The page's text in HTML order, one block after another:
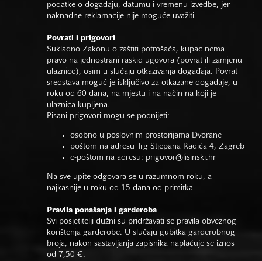
podatke o događaju, datumu i vremenu izvedbe, jer
naknadne reklamacije nije moguće uvažiti.
Povrati i prigovori
Sukladno Zakonu o zaštiti potrošača, kupac nema
pravo na jednostrani raskid ugovora (povrat ili zamjenu
ulaznice), osim u slučaju otkazivanja događaja. Povrat
sredstava moguć je isključivo za otkazane događaje, u
roku od 60 dana, na mjestu i na način na koji je
ulaznica kupljena.
Pisani prigovori mogu se podnijeti:
osobno u poslovnim prostorijama Dvorane
poštom na adresu Trg Stjepana Radića 4, Zagreb
e-poštom na adresu: prigovor@lisinski.hr
Na sve upite odgovara se u razumnom roku, a
najkasnije u roku od 15 dana od primitka.
Pravila ponašanja i garderoba
Svi posjetitelji dužni su pridržavati se pravila obveznog
korištenja garderobe. U slučaju gubitka garderobnog
broja, nakon sastavljanja zapisnika naplaćuje se iznos
od 7,50 €.